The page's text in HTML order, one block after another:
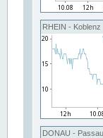
RHEIN - Koblenz
DONAU - Passau